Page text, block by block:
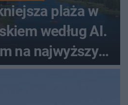
plaża w
według AI.
na najwyższy